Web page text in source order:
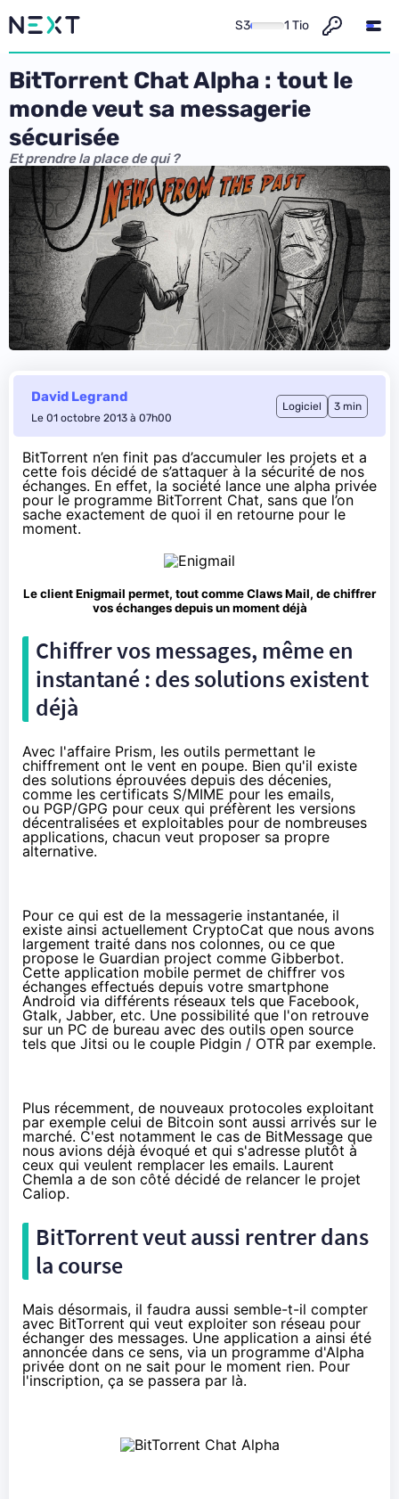
S3 1 Tio
BitTorrent Chat Alpha : tout le
monde veut sa messagerie
sécurisée
Et prendre la place de qui ?
David Legrand
Le 01 octobre 2013 à 07h00
Logiciel 3 min
BitTorrent n’en finit pas d’accumuler les projets et a
cette fois décidé de s’attaquer à la sécurité de nos
échanges. En effet, la société lance une alpha privée
pour le programme BitTorrent Chat, sans que l’on
sache exactement de quoi il en retourne pour le
moment.
Le clientEnigmail permet, tout commeClaws Mail, de chiffrer
vos échanges depuis un moment déjà
Chiffrer vos messages, même en
instantané : des solutions existent
déjà
Avec l'affaire Prism, les outils permettant le
chiffrement ont le vent en poupe. Bien qu'il existe
des solutions éprouvées depuis des décenies,
comme les certificats S/MIME pour les emails,
ou PGP/GPG pour ceux qui préfèrent les versions
décentralisées et exploitables pour de nombreuses
applications, chacun veut proposer sa propre
alternative.
Pour ce qui est de la messagerie instantanée, il
existe ainsi actuellement CryptoCat que nous avons
largement traité dans nos colonnes, ou ce que
propose le Guardian project comme Gibberbot.
Cette application mobile permet de chiffrer vos
échanges effectués depuis votre smartphone
Android via différents réseaux tels que Facebook,
Gtalk, Jabber, etc. Une possibilité que l'on retrouve
sur un PC de bureau avec des outils open source
tels que Jitsi ou le couple Pidgin / OTR par exemple.
Plus récemment, de nouveaux protocoles exploitant
par exemple celui de Bitcoin sont aussi arrivés sur le
marché. C'est notamment le cas de BitMessage que
nous avions déjà évoqué et qui s'adresse plutôt à
ceux qui veulent remplacer les emails. Laurent
Chemla a de son côté décidé de relancer le projet
Caliop.
BitTorrent veut aussi rentrer dans
la course
Mais désormais, il faudra aussi semble-t-il compter
avec BitTorrent qui veut exploiter son réseau pour
échanger des messages. Une application a ainsi été
annoncée dans ce sens, via un programme d'Alpha
privée dont on ne sait pour le moment rien. Pour
l'inscription, ça se passera par là.